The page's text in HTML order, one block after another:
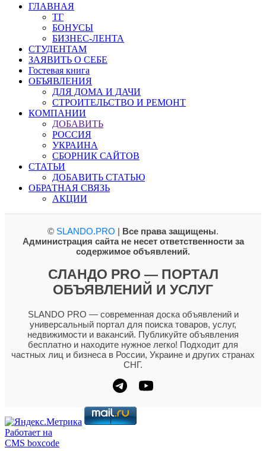
ГЛАВНАЯ
ТГ
БОНУСЫ
БИЗНЕС-ЛЕНТА
СТУДЕНТАМ
ЗАЯВИТЬ О СЕБЕ
Гостевая книга
ОБЪЯВЛЕНИЯ
ДЛЯ ДОМА И ДАЧИ
СТРОИТЕЛЬСТВО И РЕМОНТ
КОМПАНИИ
ДОБАВИТЬ
РОССИЯ
УКРАИНА
СБОРНИК САЙТОВ
СТАТЬИ
ДОБАВИТЬ СТАТЬЮ
ОБРАТНАЯ СВЯЗЬ
АКЦИИ
© SLANDO.PRO | Все права защищены.
Администрация сайта не несет ответственности за
содержимое объявлений.
СЛАНДО PRO — ПОРТАЛ
ОБЪЯВЛЕНИЙ И УСЛУГ
SLANDO PRO — современная доска объявлений и
универсальный портал для поиска товаров, услуг,
недвижимости и вакансий. Публикуйте объявления
бесплатно и находите нужное легко! Подходит для
частных лиц и бизнеса в России, Украине и других странах
СНГ.
Работает на
CMS boxcode